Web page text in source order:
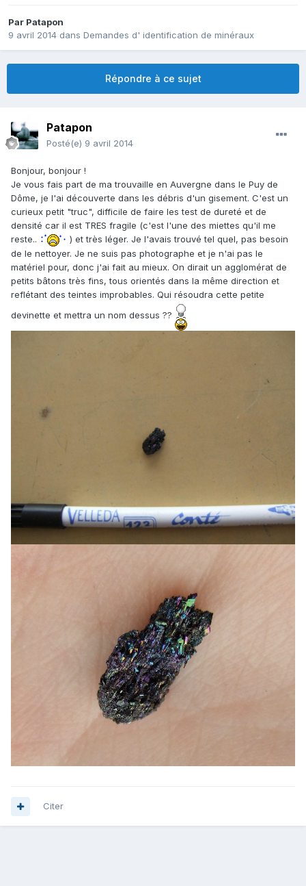
Par Patapon
9 avril 2014 dans Demandes d' identification de minéraux
Répondre à ce sujet
Patapon
Posté(e) 9 avril 2014
Bonjour, bonjour !
Je vous fais part de ma trouvaille en Auvergne dans le Puy de
Dôme, je l'ai découverte dans les débris d'un gisement. C'est un
curieux petit "truc", difficile de faire les test de dureté et de
densité car il est TRES fragile (c'est l'une des miettes qu'il me
reste..
) et très léger. Je l'avais trouvé tel quel, pas besoin
de le nettoyer. Je ne suis pas photographe et je n'ai pas le
matériel pour, donc j'ai fait au mieux. On dirait un agglomérat de
petits bâtons très fins, tous orientés dans la même direction et
reflétant des teintes improbables. Qui résoudra cette petite
devinette et mettra un nom dessus ??
Citer